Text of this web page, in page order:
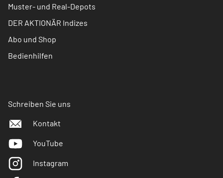
Muster- und Real-Depots
DER AKTIONÄR Indizes
Abo und Shop
Bedienhilfen
Schreiben Sie uns
Kontakt
YouTube
Instagram